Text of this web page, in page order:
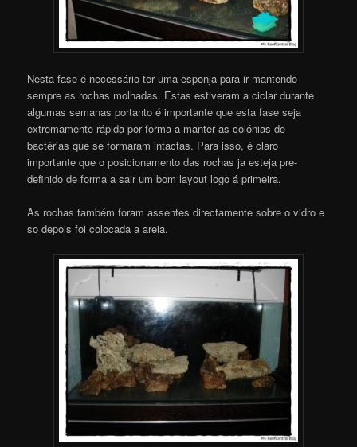
Nesta fase é necessário ter uma esponja para ir mantendo
sempre as rochas molhadas. Estas estiveram a ciclar durante
algumas semanas portanto é importante que esta fase seja
extremamente rápida por forma a manter as colónias de
bactérias que se formaram intactas. Para isso, é claro
importante que o posicionamento das rochas ja esteja pre-
definido de forma a sair um bom layout logo á primeira.
As rochas também foram assentes directamente sobre o vidro e
so depois foi colocada a areia.